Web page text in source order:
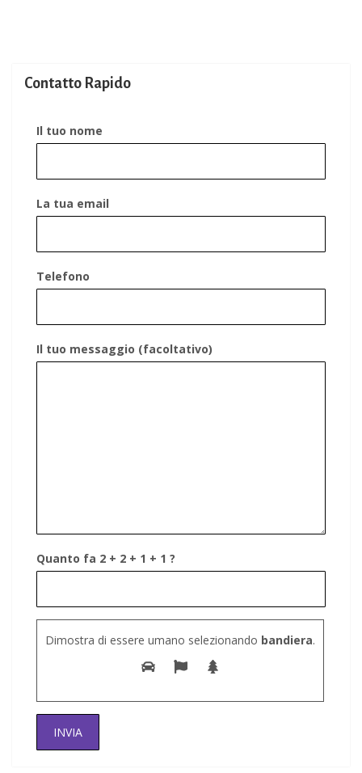
Contatto Rapido
Il tuo nome
La tua email
Telefono
Il tuo messaggio (facoltativo)
Quanto fa 2 + 2 + 1 + 1 ?
Dimostra di essere umano selezionando bandiera.